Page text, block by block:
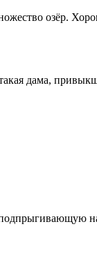
озёр.
дама,